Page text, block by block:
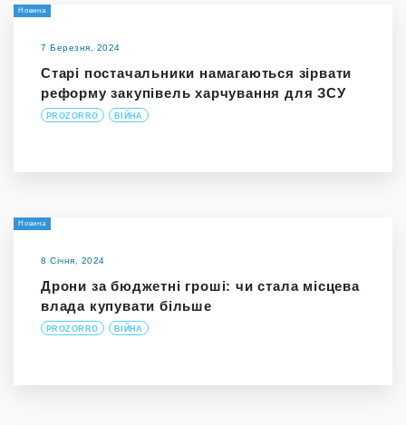
Новина
7 Березня, 2024
Старі постачальники намагаються зірвати
реформу закупівель харчування для ЗСУ
PROZORRO ВІЙНА
Новина
8 Січня, 2024
Дрони за бюджетні гроші: чи стала місцева
влада купувати більше
PROZORRO ВІЙНА